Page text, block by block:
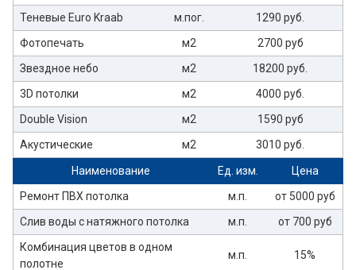
Теневые Euro Kraab
м.пог.
1290 руб.
Фотопечать
м2
2700 руб
Звездное небо
м2
18200 руб.
3D потолки
м2
4000 руб.
Double Vision
м2
1590 руб
Акустические
м2 3010 руб.
Наименование Ед. изм.
Цена
Ремонт ПВХ потолка
м.п.
от 5000 руб
Слив воды с натяжного потолка
м.п.
от 700 руб
Комбинация цветов в одном
полотне
м.п. 15%